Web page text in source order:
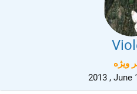
ويژه
2013 , June